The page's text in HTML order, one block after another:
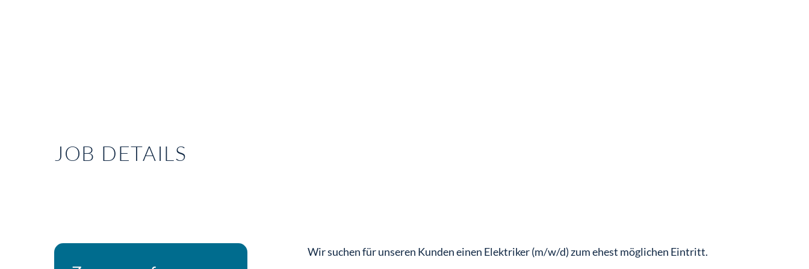
JOB DETAILS
Wir suchen für unseren Kunden einen Elektriker (m/w/d) zum ehest möglichen Eintritt.